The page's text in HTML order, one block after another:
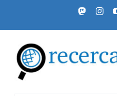
content
Mastodon